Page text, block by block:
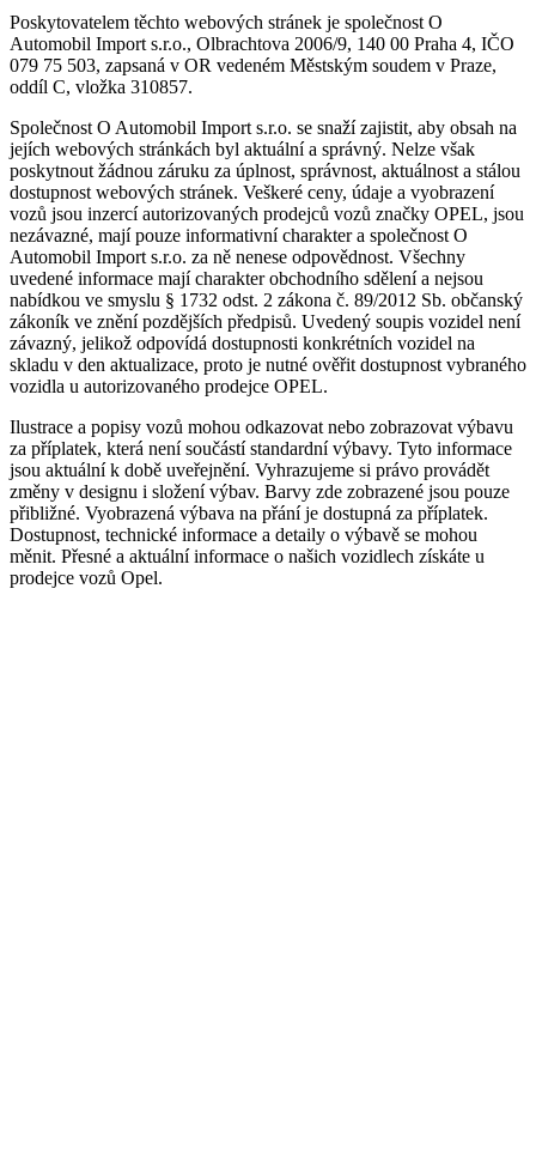
Poskytovatelem těchto webových stránek je společnost O
Automobil Import s.r.o., Olbrachtova 2006/9, 140 00 Praha 4, IČO
079 75 503, zapsaná v OR vedeném Městským soudem v Praze,
oddíl C, vložka 310857.
Společnost O Automobil Import s.r.o. se snaží zajistit, aby obsah na
jejích webových stránkách byl aktuální a správný. Nelze však
poskytnout žádnou záruku za úplnost, správnost, aktuálnost a stálou
dostupnost webových stránek. Veškeré ceny, údaje a vyobrazení
vozů jsou inzercí autorizovaných prodejců vozů značky OPEL, jsou
nezávazné, mají pouze informativní charakter a společnost O
Automobil Import s.r.o. za ně nenese odpovědnost. Všechny
uvedené informace mají charakter obchodního sdělení a nejsou
nabídkou ve smyslu § 1732 odst. 2 zákona č. 89/2012 Sb. občanský
zákoník ve znění pozdějších předpisů. Uvedený soupis vozidel není
závazný, jelikož odpovídá dostupnosti konkrétních vozidel na
skladu v den aktualizace, proto je nutné ověřit dostupnost vybraného
vozidla u autorizovaného prodejce OPEL.
Ilustrace a popisy vozů mohou odkazovat nebo zobrazovat výbavu
za příplatek, která není součástí standardní výbavy. Tyto informace
jsou aktuální k době uveřejnění. Vyhrazujeme si právo provádět
změny v designu i složení výbav. Barvy zde zobrazené jsou pouze
přibližné. Vyobrazená výbava na přání je dostupná za příplatek.
Dostupnost, technické informace a detaily o výbavě se mohou
měnit. Přesné a aktuální informace o našich vozidlech získáte u
prodejce vozů Opel.